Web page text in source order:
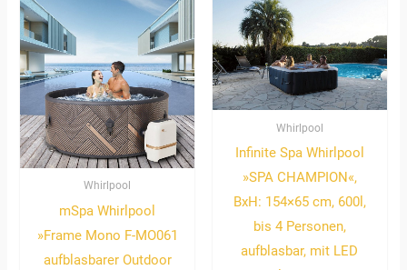
Whirlpool
mSpa Whirlpool
»Frame Mono F-MO061
aufblasbarer Outdoor
Whirlpool
Infinite Spa Whirlpool
»SPA CHAMPION«,
BxH: 154×65 cm, 600l,
bis 4 Personen,
aufblasbar, mit LED